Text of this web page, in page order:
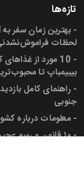
تازه‌ها
- بهترین زمان سفر
لحظات
-
10 مورد از
بیبیمباپ تا
-
جنوبی
- معلومات درباره
-۱۰ قانون و رسم عجیب در آفریقای جنوبی که هر گردشگر باید بداند!